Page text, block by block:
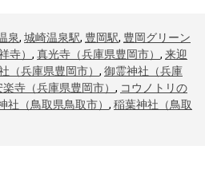
泉, 城崎温泉駅, 豊岡駅, 豊岡グリーン
寺） , 真光寺（兵庫県豊岡市） , 来迎
（兵庫県豊岡市） , 御霊神社（兵庫
楽寺（兵庫県豊岡市） , コウノトリの
社（鳥取県鳥取市） , 稲葉神社（鳥取